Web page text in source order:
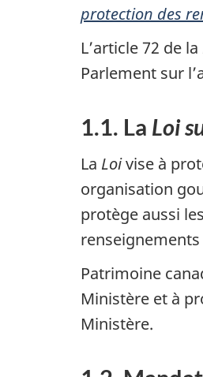
protection des
L’article 72 de la
Parlement sur
1.1. La Loi
La Loivise à
organisation
protège aussi
Patrimoine
Ministère et à
Ministère.